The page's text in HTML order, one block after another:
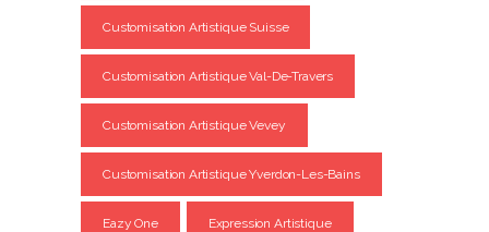
Customisation Artistique Suisse
Customisation Artistique Val-De-Travers
Customisation Artistique Vevey
Customisation Artistique Yverdon-Les-Bains
Eazy One Expression Artistique